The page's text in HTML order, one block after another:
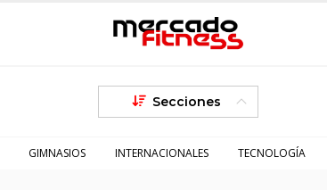
Secciones
GIMNASIOS INTERNACIONALES TECNOLOGÍA